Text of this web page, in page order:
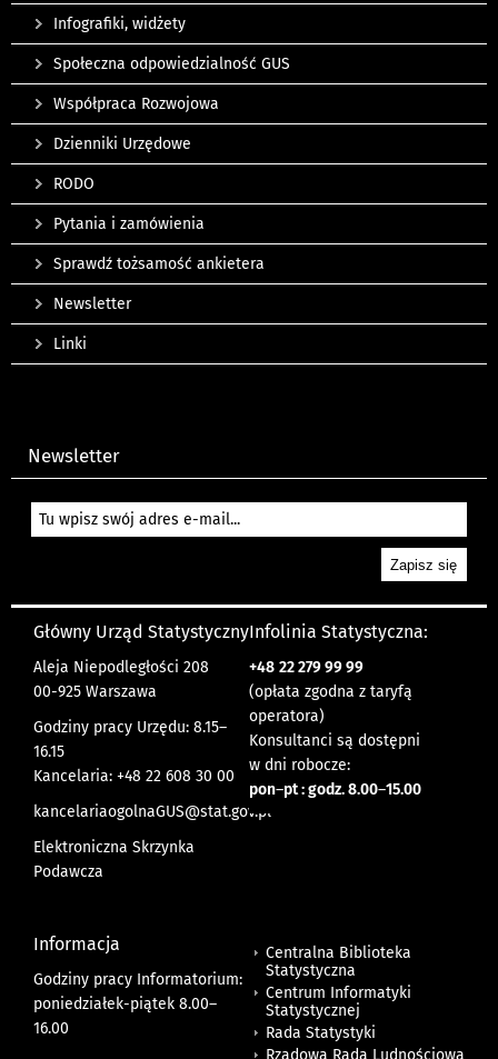
Infografiki, widżety
Społeczna odpowiedzialność GUS
Współpraca Rozwojowa
Dzienniki Urzędowe
RODO
Pytania i zamówienia
Sprawdź tożsamość ankietera
Newsletter
Linki
Newsletter
Główny Urząd Statystyczny
Aleja Niepodległości 208
00-925 Warszawa
Godziny pracy Urzędu: 8.15–
16.15
Kancelaria: +48 22 608 30 00
kancelariaogolnaGUS@stat.gov.pl
Elektroniczna Skrzynka
Podawcza
Infolinia Statystyczna:
+48 22 279 99 99
(opłata zgodna z taryfą
operatora)
Konsultanci są dostępni
w dni robocze:
pon–pt : godz. 8.00–15.00
Informacja
Godziny pracy Informatorium:
poniedziałek-piątek 8.00–
16.00
Centralna Biblioteka
Statystyczna
Centrum Informatyki
Statystycznej
Rada Statystyki
Rządowa Rada Ludnościowa